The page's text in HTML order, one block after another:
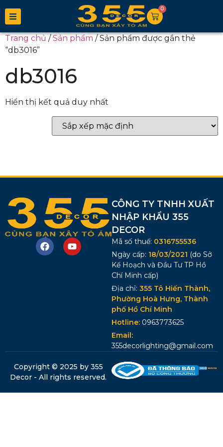
0
Trang chủ/Sản phẩm/ Sản phẩm được gắn thẻ
“db3016”
db3016
Hiển thị kết quả duy nhất
CÔNG TY TNHH XUẤT
NHẬP KHẨU 355
DECOR
Mã số thuế: 0316755536
Ngày cấp: 18/03/2021 (do Sở
Kế Hoạch và Đầu Tư TP Hồ
Chí Minh cấp)
Địa chỉ: 355 Tô Hiến Thành,
Phường Hoà Hưng, Thành
phố Hồ Chí Minh
Hotline: 0963773625
Email:
355decorlighting@gmail.com
Copyright © 2025 by 355
Decor - All rights reserved.